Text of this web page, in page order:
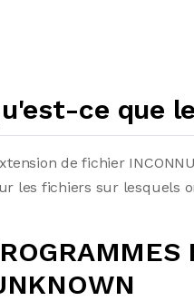
ce que
de fichier
les fichiers sur lesquels